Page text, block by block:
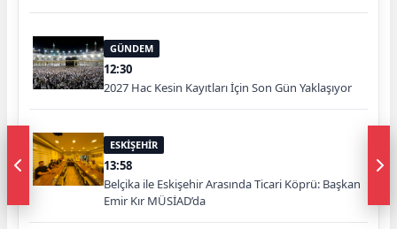
GÜNDEM
12:30
2027 Hac Kesin Kayıtları İçin Son Gün Yaklaşıyor
ESKİŞEHİR
13:58
Belçika ile Eskişehir Arasında Ticari Köprü: Başkan
Emir Kır MÜSİAD’da